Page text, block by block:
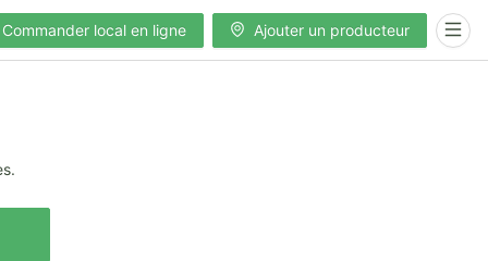
Commander local en ligne Ajouter un producteur